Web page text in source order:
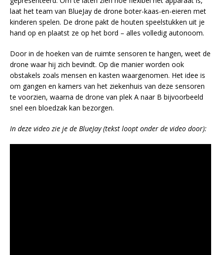
laat het team van BlueJay de drone boter-kaas-en-eieren​ met
kinderen spelen. De drone pakt de houten speelstukken uit je
hand op en plaatst ze op het bord – alles volledig autonoom.
Door in de hoeken van de ruimte sensoren te hangen, weet de
drone waar hij zich bevindt. Op die manier worden ook
obstakels zoals mensen en kasten waargenomen. Het idee is
om gangen en kamers van het ziekenhuis van deze sensoren
te voorzien, waarna de drone van plek A naar B bijvoorbeeld
snel een bloedzak kan bezorgen.
In deze video zie je de BlueJay (tekst loopt onder de video door):